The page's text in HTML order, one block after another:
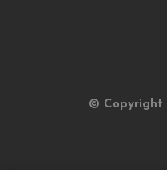
© Copyright